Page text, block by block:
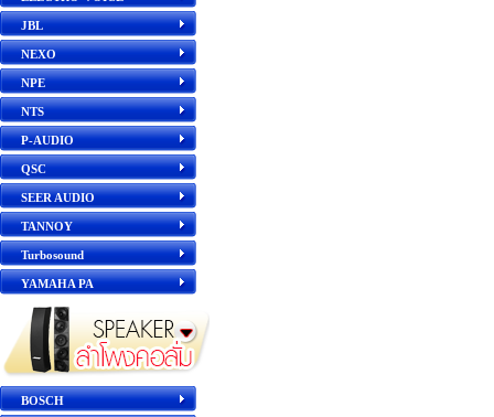
JBL
NEXO
NPE
NTS
P-AUDIO
QSC
SEER AUDIO
TANNOY
Turbosound
YAMAHA PA
BOSCH